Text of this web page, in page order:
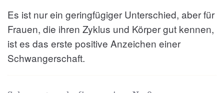
Es ist nur ein geringfügiger Unterschied, aber für
Frauen, die ihren Zyklus und Körper gut kennen,
ist es das erste positive Anzeichen einer
Schwangerschaft.